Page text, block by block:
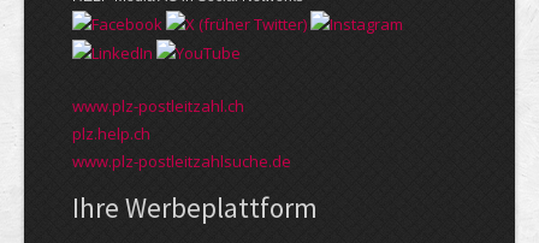
www.plz-postleitzahl.ch
plz.help.ch
www.plz-postleitzahlsuche.de
Ihre Werbeplattform